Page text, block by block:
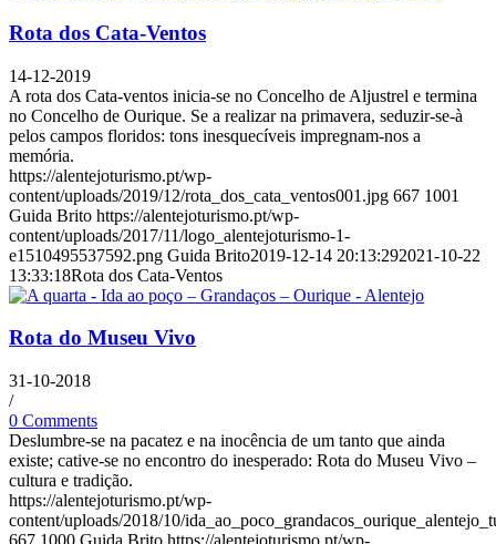
Rota dos Cata-Ventos
14-12-2019
A rota dos Cata-ventos inicia-se no Concelho de Aljustrel e termina
no Concelho de Ourique. Se a realizar na primavera, seduzir-se-à
pelos campos floridos: tons inesquecíveis impregnam-nos a
memória.
https://alentejoturismo.pt/wp-
content/uploads/2019/12/rota_dos_cata_ventos001.jpg 667 1001
Guida Brito https://alentejoturismo.pt/wp-
content/uploads/2017/11/logo_alentejoturismo-1-
e1510495537592.png Guida Brito2019-12-14 20:13:292021-10-22
13:33:18Rota dos Cata-Ventos
Rota do Museu Vivo
31-10-2018
/
0 Comments
Deslumbre-se na pacatez e na inocência de um tanto que ainda
existe; cative-se no encontro do inesperado: Rota do Museu Vivo –
cultura e tradição.
https://alentejoturismo.pt/wp-
content/uploads/2018/10/
667 1000 Guida Brito https://alentejoturismo.pt/wp-